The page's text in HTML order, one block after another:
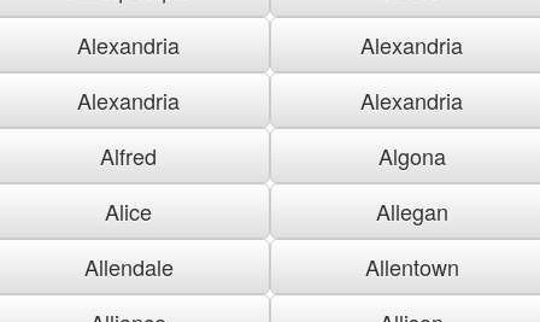
Alexandria
Alexandria
Alexandria
Alexandria
Alfred
Algona
Alice
Allegan
Allendale
Allentown